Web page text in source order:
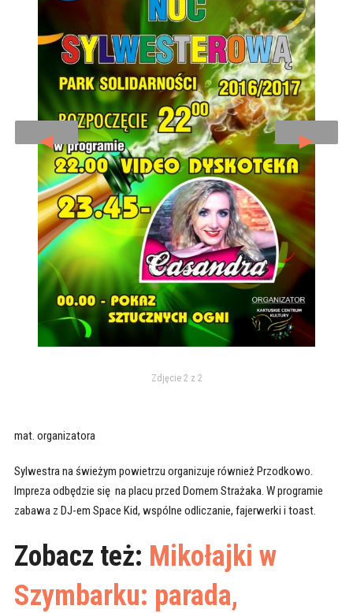
◄ ►
Zdjęcie 2 z 2
mat. organizatora
Sylwestra na świeżym powietrzu organizuje również Przodkowo.
Impreza odbędzie się na placu przed Domem Strażaka. W programie
zabawa z DJ-em Space Kid, wspólne odliczanie, fajerwerki i toast.
Zobacz też: Mikołajki w
Szymbarku: parada,